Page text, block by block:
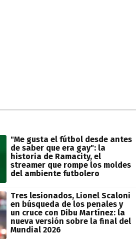
"Me gusta el fútbol desde antes
de saber que era gay": la
historia de Ramacity, el
streamer que rompe los moldes
del ambiente futbolero
Tres lesionados, Lionel Scaloni
en búsqueda de los penales y
un cruce con Dibu Martínez: la
nueva versión sobre la final del
Mundial 2026